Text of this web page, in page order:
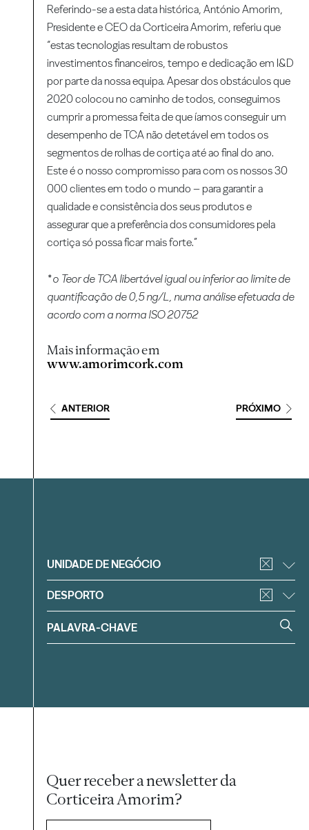
Referindo-se a esta data histórica, António Amorim,
Presidente e CEO da Corticeira Amorim, referiu que
“estas tecnologias resultam de robustos
investimentos financeiros, tempo e dedicação em I&D
por parte da nossa equipa. Apesar dos obstáculos que
2020 colocou no caminho de todos, conseguimos
cumprir a promessa feita de que íamos conseguir um
desempenho de TCA não detetável em todos os
segmentos de rolhas de cortiça até ao final do ano.
Este é o nosso compromisso para com os nossos 30
000 clientes em todo o mundo – para garantir a
qualidade e consistência dos seus produtos e
assegurar que a preferência dos consumidores pela
cortiça só possa ficar mais forte.”
* o Teor de TCA libertável igual ou inferior ao limite de
quantificação de 0,5 ng/L, numa análise efetuada de
acordo com a norma ISO 20752
Mais informação em
www.amorimcork.com
ANTERIOR PRÓXIMO
Filtrar
UNIDADE DE NEGÓCIO
DESPORTO
Quer receber a newsletter da
Corticeira Amorim?